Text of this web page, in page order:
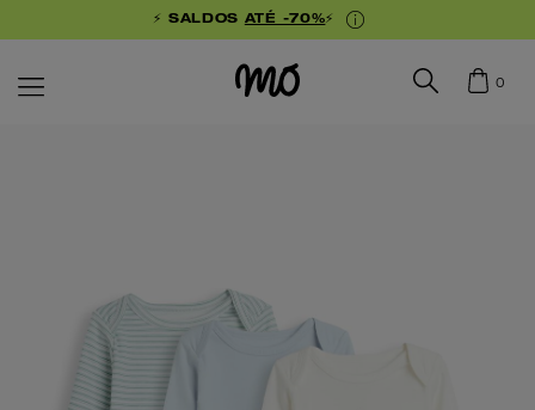
⚡ SALDOS ATÉ -70%⚡
0